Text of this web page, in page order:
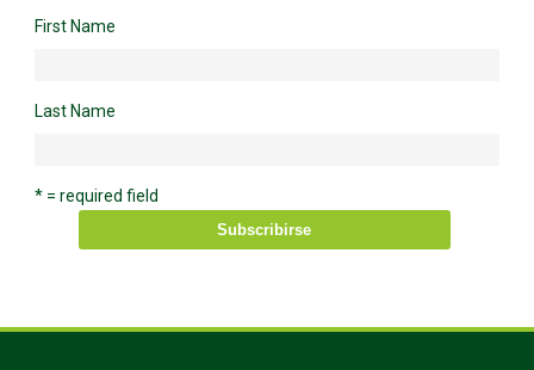
First Name
Last Name
* = required field